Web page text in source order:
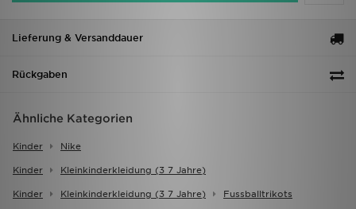
Lieferung & Versanddauer
Rückgaben
Ähnliche Kategorien
Kinder Nike
Kinder Kleinkinderkleidung (3 7 Jahre)
Kinder Kleinkinderkleidung (3 7 Jahre) Fussballtrikots